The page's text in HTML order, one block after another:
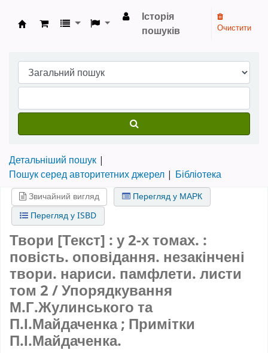
Бібліотека НТШ › Електронний каталог
Історія
пошуків
Очистити
Детальніший пошук
Пошук серед авторитетних джерел
Бібліотека
Звичайний вигляд
Перегляд у МАРК
Перегляд у ISBD
Твори [Текст] : у 2-х томах. :
повість. оповідання. незакінчені
твори. нариси. памфлети. листи
том 2/ Упорядкування
М.Г.Жулинського та
П.І.Майдаченка ; Примітки
П.І.Майдаченка.